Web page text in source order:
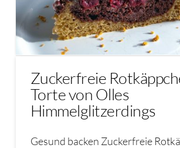
Zuckerfreie
Torte von Olles
Himmelglitzerdings
Gesund backen Zuckerfreie